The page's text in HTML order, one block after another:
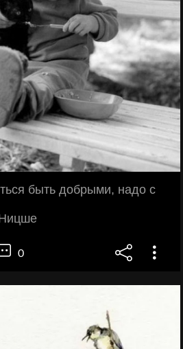
быть добрыми, надо с
0